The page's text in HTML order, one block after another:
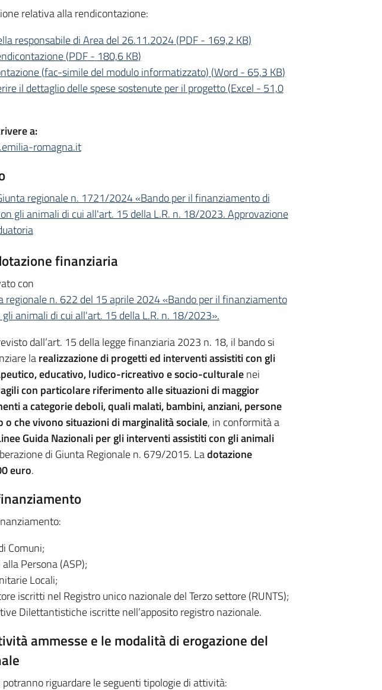
relativa alla rendicontazione:
responsabile di Area del 26.11.2024(PDF- 169,2 KB)
(PDF- 180,6 KB)
(fac-simile del modulo informatizzato) (Word - 65,3 KB)
il dettaglio delle spese sostenute per il progetto(Excel - 51,0
a:
romagna.it
regionale n. 1721/2024 «Bando per il finanziamento di
gli animali di cui all'art. 15 della L.R. n. 18/2023. Approvazione
finanziaria
con
regionale n. 622 del 15 aprile 2024 «Bando per il finanziamento
animali di cui all'art. 15 della L.R. n. 18/2023».
dall’art. 15 della legge finanziaria 2023 n. 18, il bando si
larealizzazione di progetti ed interventi assistiti con gli
educativo, ludico-ricreativo e socio-culturalenei
con particolare riferimento alle situazioni di maggior
a categorie deboli, quali malati, bambini, anziani, persone
o che vivono situazioni di marginalità sociale, in conformità a
Guida Nazionali per gli interventi assistiti con gli animali
di Giunta Regionale n. 679/2015. Ladotazione
euro.
Comuni;
Persona (ASP);
Locali;
iscritti nel Registro unico nazionale del Terzo settore (RUNTS);
Dilettantistiche iscritte nell’apposito registro nazionale.
ammesse e le modalità di erogazione del
riguardare le seguenti tipologie di attività: